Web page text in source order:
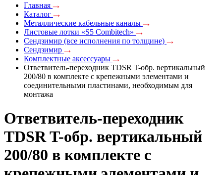
Главная
Каталог
Металлические кабельные каналы
Листовые лотки «S5 Combitech»
Сендзимир (все исполнения по толщине)
Сендзимир
Комплектные аксессуары
Ответвитель-переходник TDSR T-обр. вертикальный
200/80 в комплекте с крепежными элементами и
соединительными пластинами, необходимым для
монтажа
Ответвитель-переходник
TDSR T-обр. вертикальный
200/80 в комплекте с